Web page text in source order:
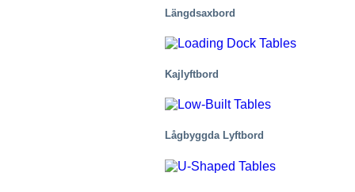
Längdsaxbord
Kajlyftbord
Lågbyggda Lyftbord